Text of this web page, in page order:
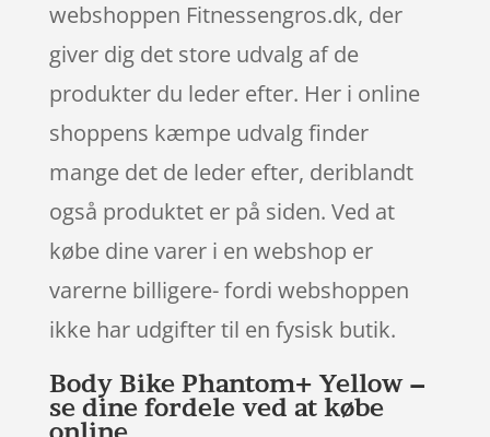
webshoppen Fitnessengros.dk, der
giver dig det store udvalg af de
produkter du leder efter. Her i online
shoppens kæmpe udvalg finder
mange det de leder efter, deriblandt
også produktet er på siden. Ved at
købe dine varer i en webshop er
varerne billigere- fordi webshoppen
ikke har udgifter til en fysisk butik.
Body Bike Phantom+ Yellow –
se dine fordele ved at købe
online